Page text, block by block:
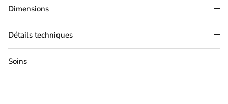
Dimensions
Détails techniques
Soins